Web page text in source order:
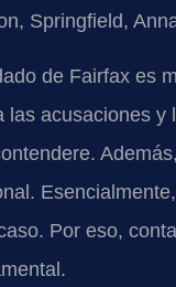
Springfield,
de Fairfax es
las acusaciones
Por eso,